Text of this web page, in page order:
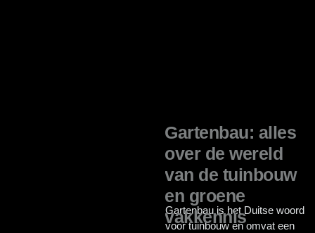
Gartenbau: alles
over de wereld
van de tuinbouw
en groene
vakkennis
Gartenbau is het Duitse woord
voor tuinbouw en omvat een